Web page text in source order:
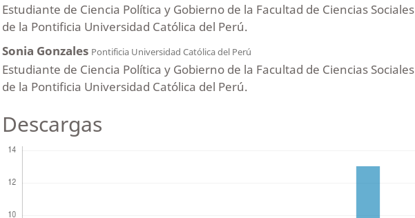
Estudiante de Ciencia Política y Gobierno de la Facultad de Ciencias Sociales
de la Pontificia Universidad Católica del Perú.
Sonia Gonzales Pontificia Universidad Católica del Perú
Estudiante de Ciencia Política y Gobierno de la Facultad de Ciencias Sociales
de la Pontificia Universidad Católica del Perú.
Descargas